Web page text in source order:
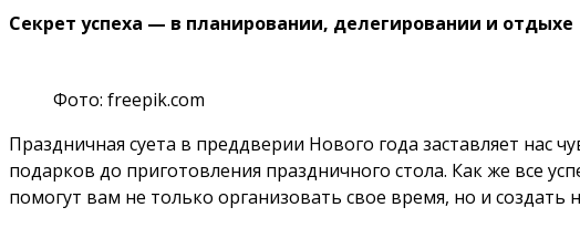
Секрет успеха — в планировании, делегировании и отдыхе
Фото: freepik.com
Праздничная суета в преддверии Нового года заставляет нас
подарков до приготовления праздничного стола. Как же все
помогут вам не только организовать свое время, но и